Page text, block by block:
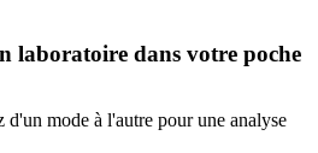
laboratoire dans votre poche
d'un mode à l'autre pour une analyse